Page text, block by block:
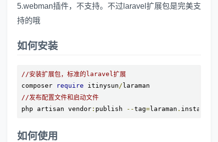
5.webman插件，不支持。不过laravel扩展包是完美支
持的哦
如何安装
//安装扩展包，标准的laravel扩展
composer
require itinysun /
//发布配置文件和启动文件
php artisan vendor : publish --tag=laraman . install
如何使用